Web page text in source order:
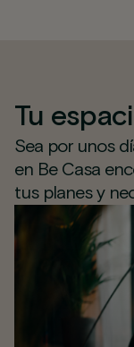
Tu
Sea por unos
en Be Casa
tus planes y